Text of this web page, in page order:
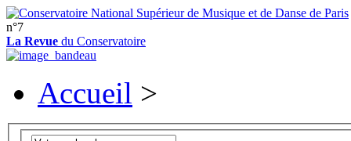
n°7
La Revue du Conservatoire
Accueil >